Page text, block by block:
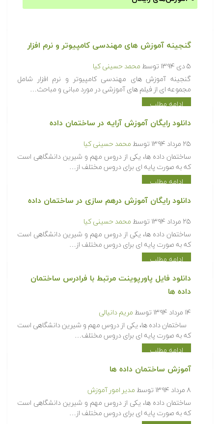
گنجینه آموزش های مهندسی کامپیوتر و نرم افزار
۵ دی ۱۳۹۴ توسط محمد حسینی کیا
گنجینه آموزش های مهندسی کامپیوتر و نرم افزار شامل
مجموعه ای از فیلم های آموزشی در مورد مبانی و مباحث…
ادامه مطلب
دانلود رایگان آموزش آرایه در ساختمان داده
۲۵ مرداد ۱۳۹۴ توسط محمد حسینی کیا
ساختمان داده ها، یکی از دروس مهم و شیرین دانشگاهی است
که به صورت پایه ای برای دروس مختلف از…
ادامه مطلب
دانلود رایگان آموزش درهم سازی در ساختمان داده
۲۵ مرداد ۱۳۹۴ توسط محمد حسینی کیا
ساختمان داده ها، یکی از دروس مهم و شیرین دانشگاهی است
که به صورت پایه ای برای دروس مختلف از…
ادامه مطلب
دانلود فایل پاورپوینت مرتبط با فرادرس ساختمان
داده ها
۱۴ مرداد ۱۳۹۴ توسط مریم دانیالی
ساختمان داده ها، یکی از دروس مهم و شیرین دانشگاهی است
که به صورت پایه ای برای دروس مختلف…
ادامه مطلب
آموزش ساختمان داده ها
۸ مرداد ۱۳۹۴ توسط مدیر امور آموزش
ساختمان داده ها، یکی از دروس مهم و شیرین دانشگاهی است
که به صورت پایه ای برای دروس مختلف از…